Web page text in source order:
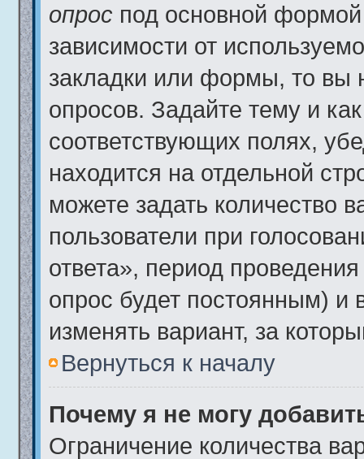
опрос под основной
зависимости от
закладки или формы, то вы
опросов. Задайте тему и
соответствующих полях,
находится на отдельной
можете задать количество
пользователи при
ответа», период
опрос будет постоянным) и
изменять вариант, за
Вернуться к началу
Почему я не могу
Ограничение количества